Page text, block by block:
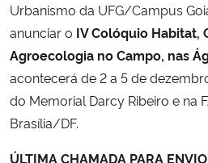
Gabinete de Segurança Institucional
Advocacia-Geral da União
Banco Central do Brasil
Urbanismo da UFG/Campus
anunciar o IV Colóquio Habitat,
Agroecologia no Campo, nas
acontecerá de 2 a 5 de
do Memorial Darcy Ribeiro e na
Brasília/DF.
ÚLTIMA CHAMADA PARA